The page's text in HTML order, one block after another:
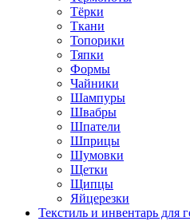
Тёрки
Ткани
Топорики
Тяпки
Формы
Чайники
Шампуры
Швабры
Шпатели
Шприцы
Шумовки
Щетки
Щипцы
Яйцерезки
Текстиль и инвентарь для